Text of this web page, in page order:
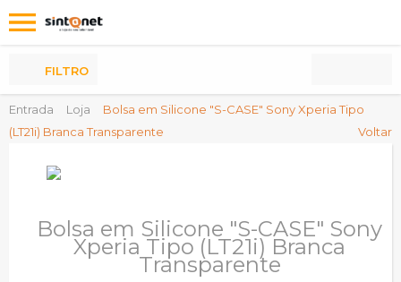
Entrada Loja
Bolsa em Silicone "S-CASE" Sony Xperia Tipo
(LT21i) Branca Transparente
Voltar
FILTRO
Bolsa em Silicone "S-CASE" Sony
Xperia Tipo (LT21i) Branca
Transparente